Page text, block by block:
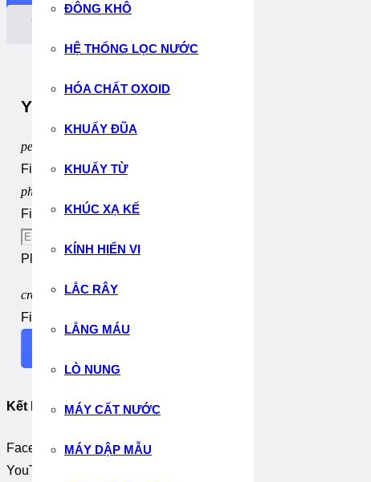
ĐÔNG KHÔ
HỆ THỐNG LỌC NƯỚC
HÓA CHẤT OXOID
KHUẤY ĐŨA
KHUẤY TỪ
KHÚC XẠ KẾ
KÍNH HIỂN VI
LẮC RÂY
LẮNG MÁU
LÒ NUNG
MÁY CẤT NƯỚC
MÁY DẬP MẪU
Yêu Cầu Báo Giá
Yêu Cầu Báo Giá Thiết Bị
person
Fill out this field
phone
Fill out this field
Please enter a valid email address.
create
Fill out this field
Kết Nối:
Facebook
YouTube